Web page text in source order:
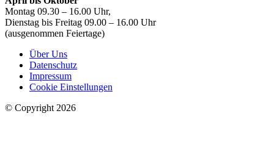
Montag 09.30 – 16.00 Uhr,
Dienstag bis Freitag 09.00 – 16.00 Uhr
(ausgenommen Feiertage)
Über Uns
Datenschutz
Impressum
Cookie Einstellungen
© Copyright 2026